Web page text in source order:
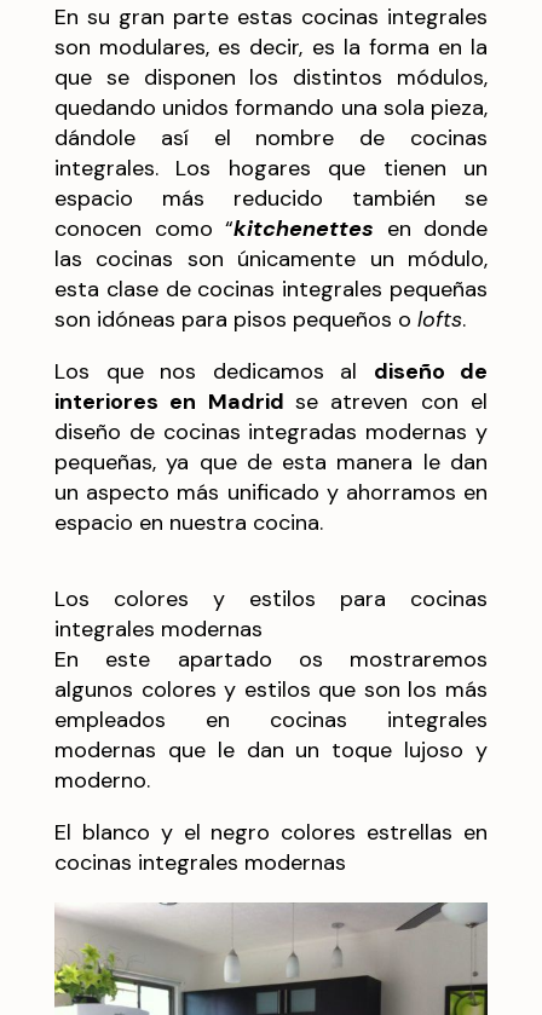
En su gran parte estas cocinas integrales
son modulares, es decir, es la forma en la
que se disponen los distintos módulos,
quedando unidos formando una sola pieza,
dándole así el nombre de cocinas
integrales. Los hogares que tienen un
espacio más reducido también se
conocen como “kitchenettes en donde
las cocinas son únicamente un módulo,
esta clase de cocinas integrales pequeñas
son idóneas para pisos pequeños o lofts.
Los que nos dedicamos al diseño de
interiores en Madrid se atreven con el
diseño de cocinas integradas modernas y
pequeñas, ya que de esta manera le dan
un aspecto más unificado y ahorramos en
espacio en nuestra cocina.
Los colores y estilos para cocinas
integrales modernas
En este apartado os mostraremos
algunos colores y estilos que son los más
empleados en cocinas integrales
modernas que le dan un toque lujoso y
moderno.
El blanco y el negro colores estrellas en
cocinas integrales modernas